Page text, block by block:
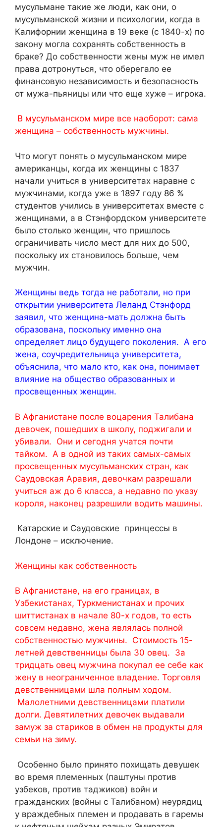
мусульмане такие же люди, как они, о
мусульманской жизни и психологии, когда в
Калифорнии женщина в 19 веке (с 1840-х) по
закону могла сохранять собственность в
браке? До собственности жены муж не имел
права дотронуться, что оберегало ее
финансовую независимость и безопасность
от мужа-пьяницы или что еще хуже – игрока.
В мусульманском мире все наоборот: сама
женщина – собственность мужчины.
Что могут понять о мусульманском мире
американцы, когда их женщины с 1837
начали учиться в университетах наравне с
мужчинами, когда уже в 1897 году 86 %
студентов учились в университетах вместе с
женщинами, а в Стэнфордском университете
было столько женщин, что пришлось
ограничивать число мест для них до 500,
поскольку их становилось больше, чем
мужчин.
Женщины ведь тогда не работали, но при
открытии университета Леланд Стэнфорд
заявил, что женщина-мать должна быть
образована, поскольку именно она
определяет лицо будущего поколения. А его
жена, соучредительница университета,
объяснила, что мало кто, как она, понимает
влияние на общество образованных и
просвещенных женщин.
В Афганистане после воцарения Талибана
девочек, пошедших в школу, поджигали и
убивали. Они и сегодня учатся почти
тайком. А в одной из таких самых-самых
просвещенных мусульманских стран, как
Саудовская Аравия, девочкам разрешали
учиться аж до 6 класса, а недавно по указу
короля, наконец разрешили водить машины.
Катарские и Саудовские принцессы в
Лондоне – исключение.
Женщины как собственность
В Афганистане, на его границах, в
Узбекистанах, Туркменистанах и прочих
шиттистанах в начале 80-х годов, то есть
совсем недавно, жена являлась полной
собственностью мужчины. Стоимость 15-
летней девственницы была 30 овец. За
тридцать овец мужчина покупал ее себе как
жену в неограниченное владение. Торговля
девственницами шла полным ходом.
Малолетними девственницами платили
долги. Девятилетних девочек выдавали
замуж за стариков в обмен на продукты для
семьи на зиму.
Особенно было принято похищать девушек
во время племенных (паштуны против
узбеков, против таджиков) войн и
гражданских (войны с Талибаном) неурядиц
у враждебных племен и продавать в гаремы